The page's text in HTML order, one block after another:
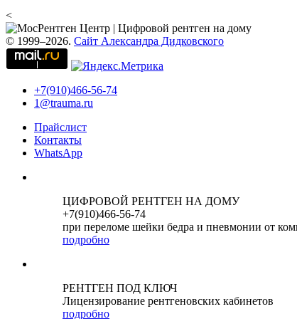
<
© 1999–2026. Сайт Александра Дидковского
+7(910)466-56-74
1@trauma.ru
Прайслист
Контакты
WhatsApp
ЦИФРОВОЙ РЕНТГЕН НА ДОМУ
+7(910)466-56-74
при переломе шейки бедра и пневмонии от
подробно
РЕНТГЕН ПОД КЛЮЧ
Лицензирование рентгеновских кабинетов
подробно